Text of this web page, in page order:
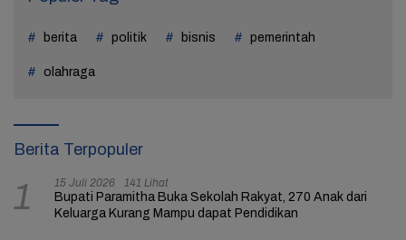
berita politik bisnis pemerintah
olahraga
Berita Terpopuler
1 15 Juli 2026 141 Lihat
Bupati Paramitha Buka Sekolah Rakyat, 270 Anak dari
Keluarga Kurang Mampu dapat Pendidikan